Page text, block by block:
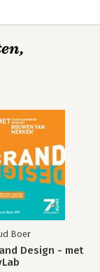
Boer
Design - met